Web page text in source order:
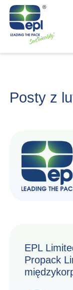
Posty z
EPL
Propack